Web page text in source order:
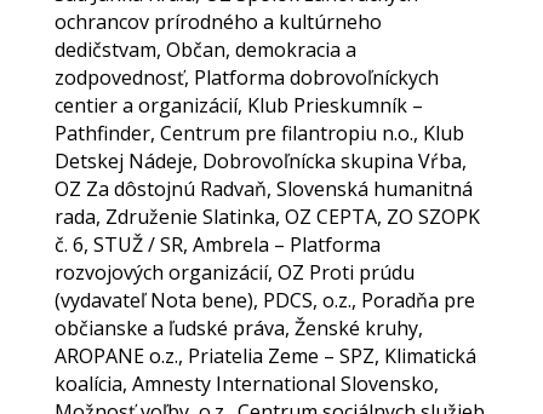
ochrancov prírodného a kultúrneho
dedičstvam, Občan, demokracia a
zodpovednosť, Platforma dobrovoľníckych
centier a organizácií, Klub Prieskumník –
Pathfinder, Centrum pre filantropiu n.o., Klub
Detskej Nádeje, Dobrovoľnícka skupina Vŕba,
OZ Za dôstojnú Radvaň, Slovenská humanitná
rada, Združenie Slatinka, OZ CEPTA, ZO SZOPK
č. 6, STUŽ / SR, Ambrela – Platforma
rozvojových organizácií, OZ Proti prúdu
(vydavateľ Nota bene), PDCS, o.z., Poradňa pre
občianske a ľudské práva, Ženské kruhy,
AROPANE o.z., Priatelia Zeme – SPZ, Klimatická
koalícia, Amnesty International Slovensko,